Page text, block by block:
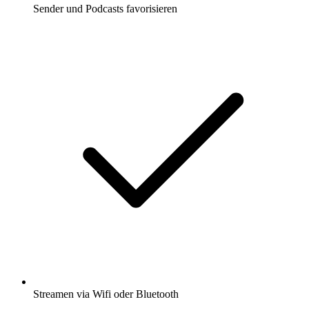
Sender und Podcasts favorisieren
Streamen via Wifi oder Bluetooth